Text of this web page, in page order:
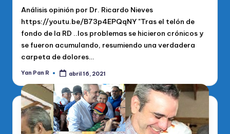
Análisis opinión por Dr. Ricardo Nieves
https://youtu.be/B73p4EPQqNY "Tras el telón de
fondo de la RD ..los problemas se hicieron crónicos y
se fueron acumulando, resumiendo una verdadera
carpeta de dolores…
Publicado
Yan Pan R abril 16, 2021